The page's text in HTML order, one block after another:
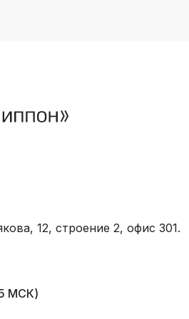
12, строение 2, офис 301.
МСК)